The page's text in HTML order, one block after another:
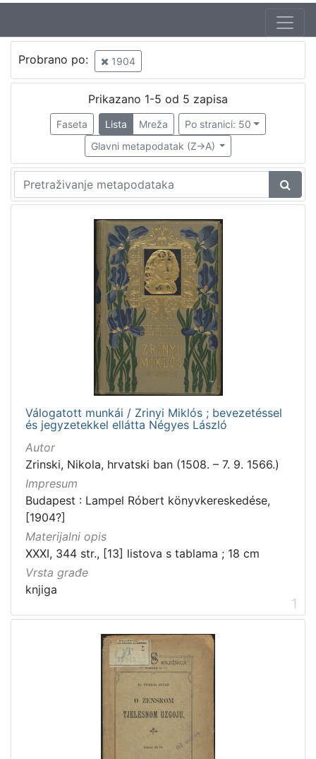
Jezik
mađarski
hrvatski
1
2
Nakladnička
Obitelji Šubić, Zrinski i Frankopan
Probrano po: 1904
Prikazano 1-5 od 5 zapisa
Faseta Lista Mreža
Po stranici: 50
Glavni metapodatak (Z->A)
Válogatott munkái / Zrinyi Miklós ; bevezetéssel
és jegyzetekkel ellátta Négyes László
Autor
Zrinski, Nikola, hrvatski ban (1508. – 7. 9. 1566.)
Impresum
Budapest : Lampel Róbert könyvkereskedése,
[1904?]
Materijalni opis
XXXI, 344 str., [13] listova s tablama ; 18 cm
Vrsta građe
knjiga
1